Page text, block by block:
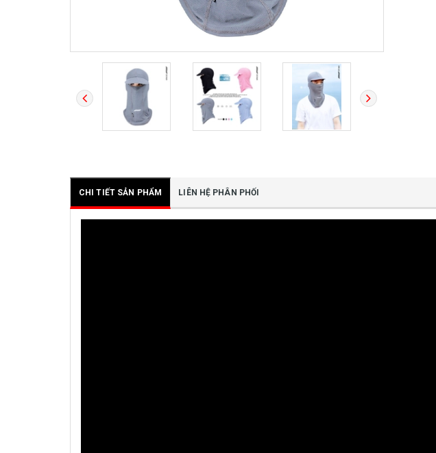
CHI TIẾT SẢN PHẨM LIÊN HỆ PHÂN PHỐI